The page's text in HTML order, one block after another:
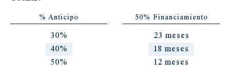
% Anticipo
30%
40%
50%
50% Financiamiento
23 meses
18 meses
12 meses